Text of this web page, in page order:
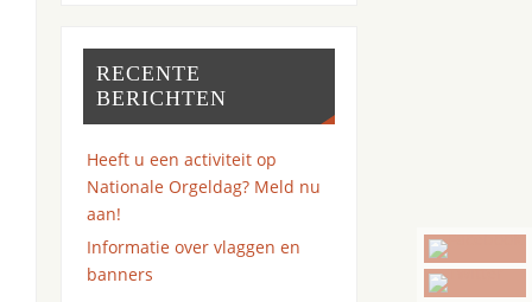
RECENTE
BERICHTEN
Heeft u een activiteit op
Nationale Orgeldag? Meld nu
aan!
Informatie over vlaggen en
banners